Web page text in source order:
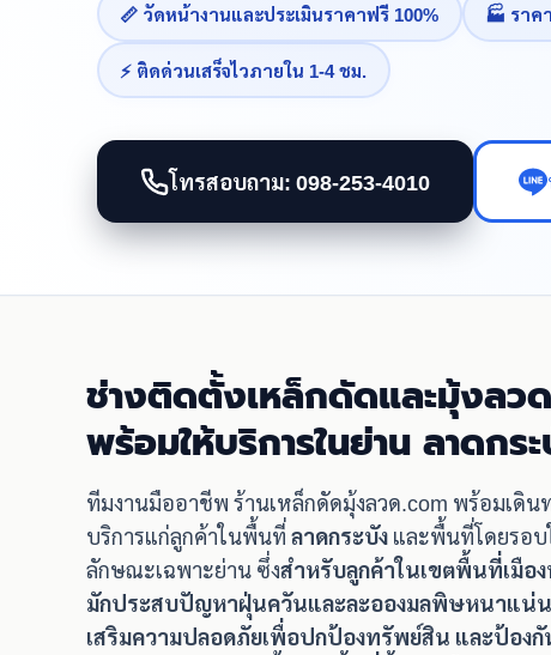
📏 วัดหน้างานและประเมินราคาฟรี 100% 🏭 ราค
⚡ ติดด่วนเสร็จไวภายใน 1-4 ชม.
โทรสอบถาม: 098-253-4010
ช่างติดตั้งเหล็กดัดและมุ้งลวด
พร้อมให้บริการในย่าน ลาดกร
ทีมงานมืออาชีพ ร้านเหล็กดัดมุ้งลวด.com พร้อมเดิน
บริการแก่ลูกค้าในพื้นที่ ลาดกระบัง และพื้นที่โดยรอบ
ลักษณะเฉพาะย่าน ซึ่งสำหรับลูกค้าในเขตพื้นที่เมือ
มักประสบปัญหาฝุ่นควันและละอองมลพิษหนาแน่น
เสริมความปลอดภัยเพื่อปกป้องทรัพย์สิน และป้อง